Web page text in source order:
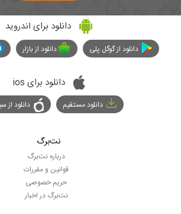
دانلود برای اندروید
دانلود از گوگل پلی دانلود از بازار
دانلود برای ios
دانلود مستقیم دانلود
نت‌برگ
درباره نت‌برگ
قوانین و مقررات
حریم خصوصی
نت‌برگ در اخبار